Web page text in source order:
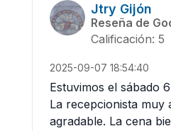
Jtry Gijón
Reseña de
Calificación: 5
2025-09-07 18:54:40
Estuvimos el sábado
La recepcionista muy
agradable. La cena